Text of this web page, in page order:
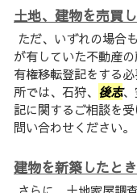
土地、建物を売買
ただ、いずれの場合
が有していた不動産
有権移転登記をする
所では、石狩、 後志
記に関するご相談を
問い合わせください。
建物を新築したと